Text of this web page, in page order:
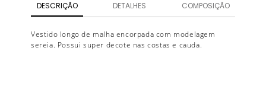
DESCRIÇÃO DETALHES COMPOSIÇÃO
Vestido longo de malha encorpada com modelagem
sereia. Possui super decote nas costas e cauda.